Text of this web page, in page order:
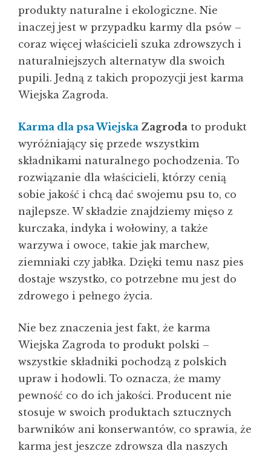
produkty naturalne i ekologiczne. Nie
inaczej jest w przypadku karmy dla psów –
coraz więcej właścicieli szuka zdrowszych i
naturalniejszych alternatyw dla swoich
pupili. Jedną z takich propozycji jest karma
Wiejska Zagroda.
Karma dla psa Wiejska Zagroda to produkt
wyróżniający się przede wszystkim
składnikami naturalnego pochodzenia. To
rozwiązanie dla właścicieli, którzy cenią
sobie jakość i chcą dać swojemu psu to, co
najlepsze. W składzie znajdziemy mięso z
kurczaka, indyka i wołowiny, a także
warzywa i owoce, takie jak marchew,
ziemniaki czy jabłka. Dzięki temu nasz pies
dostaje wszystko, co potrzebne mu jest do
zdrowego i pełnego życia.
Nie bez znaczenia jest fakt, że karma
Wiejska Zagroda to produkt polski –
wszystkie składniki pochodzą z polskich
upraw i hodowli. To oznacza, że mamy
pewność co do ich jakości. Producent nie
stosuje w swoich produktach sztucznych
barwników ani konserwantów, co sprawia, że
karma jest jeszcze zdrowsza dla naszych